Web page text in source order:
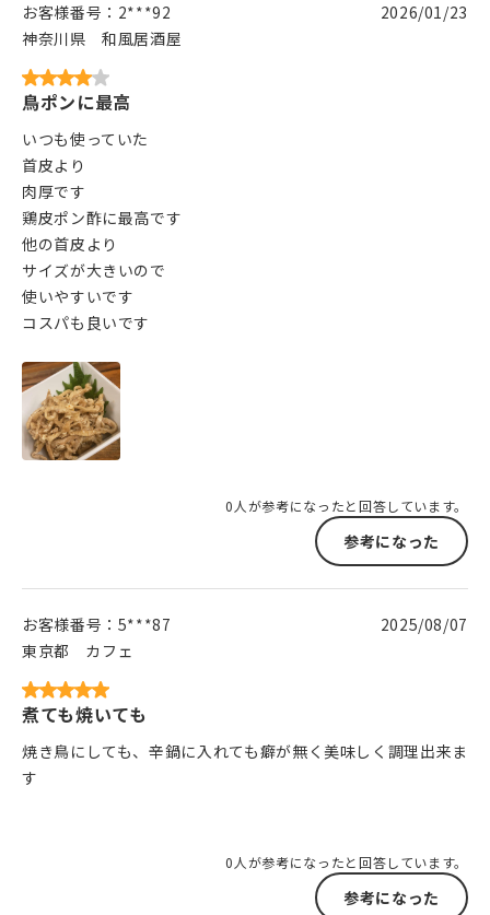
お客様番号： 2***92
神奈川県
和風居酒屋
2026/01/23
鳥ポンに最高
いつも使っていた
首皮より
肉厚です
鶏皮ポン酢に最高です
他の首皮より
サイズが大きいので
使いやすいです
コスパも良いです
0人が参考になったと回答しています。
参考になった
お客様番号： 5***87
東京都
カフェ
2025/08/07
煮ても焼いても
焼き鳥にしても、辛鍋に入れても癖が無く美味しく調理出来ま
す
0人が参考になったと回答しています。
参考になった